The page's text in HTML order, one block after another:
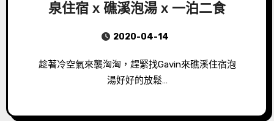
泉住宿 x 礁溪泡湯 x 一泊二食
2020-04-14
趁著冷空氣來襲洶洶，趕緊找Gavin來礁溪住宿泡
湯好好的放鬆…